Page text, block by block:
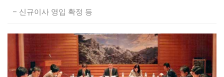
– 신규이사 영입 확정 등